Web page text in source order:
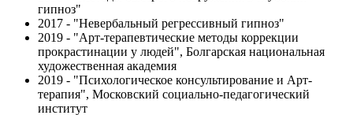
гипноз"
2017 - "Невербальный регрессивный гипноз"
2019 - "Арт-терапевтические методы коррекции
прокрастинации у людей", Болгарская национальная
художественная академия
2019 - "Психологическое консультирование и Арт-
терапия", Московский социально-педагогический
институт